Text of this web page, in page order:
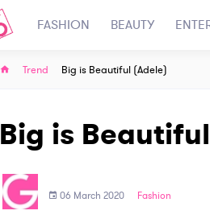
FASHION BEAUTY
Trend Big is Beautiful (Adele)
Big is
06 March 2020 Fashion